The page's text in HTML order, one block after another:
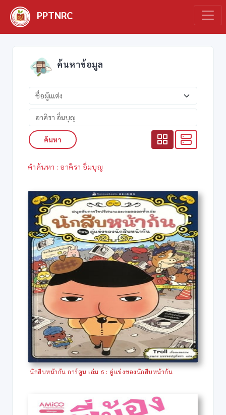
PPTNRC
ค้นหาข้อมูล
ค้นหา
คำค้นหา : อาคิรา อิ่มบุญ
นักสืบหน้าก้น การ์ตูน เล่ม 6 : คู่แข่งของนักสืบหน้าก้น